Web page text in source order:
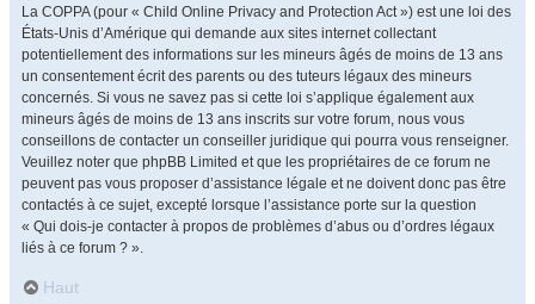
La COPPA (pour « Child Online Privacy and Protection Act ») est une loi des
États-Unis d’Amérique qui demande aux sites internet collectant
potentiellement des informations sur les mineurs âgés de moins de 13 ans
un consentement écrit des parents ou des tuteurs légaux des mineurs
concernés. Si vous ne savez pas si cette loi s’applique également aux
mineurs âgés de moins de 13 ans inscrits sur votre forum, nous vous
conseillons de contacter un conseiller juridique qui pourra vous renseigner.
Veuillez noter que phpBB Limited et que les propriétaires de ce forum ne
peuvent pas vous proposer d’assistance légale et ne doivent donc pas être
contactés à ce sujet, excepté lorsque l’assistance porte sur la question
« Qui dois-je contacter à propos de problèmes d’abus ou d’ordres légaux
liés à ce forum ? ».
Haut